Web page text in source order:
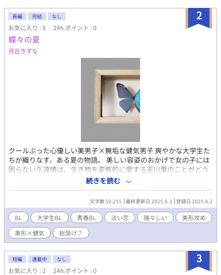
僕や鴎外先生と同じ医学の徒であり、 弁護士資格まで保持してい
とは知らなかった。
2
長編 完結 なし
お気に入り : 8 24h.ポイント : 0
蝶々の夏
月丘きずな
クールぶった心優しい美男子×無垢な健気男子 爽やかな大学生た
ちが織りなす、ある夏の物語。 美しい容姿のおかげで女の子には
困らない久遠晴は、生き物を変態的に愛する天川葉のことがどう
してか気になって仕方がない。 これはもしかして恋なのだろう
か。 一方で、葉はある勘違いをして、晴の視線の意味にはなかな
か気がつかないのだった。 【モルフォチョウ】 世界で最も美しい
青い蝶々。花の蜜より腐った果実を好む。 🦋青春BLカップを前に
ワクワクしています！ 🦋勝手にエントリー開始（8月4日〜）まで
を楽しもうと、 他サイト掲載作品のこちらをアップしていきま
す。 🦋8月3日夜までには全十五話まで投稿する予定です。 🦋こち
らの作品も、青春BLカップ用の作品も、 是非ご覧いただけたら嬉
しいです！ 8/4公開作品名「ソレイユー初恋は旧校舎でー」 🦋よ
ろしくお願いします！
続きを読む
文字数 50,255 最終更新日 2025.8.3 登録日 2025.8.2
BL 大学生BL 青春BL 淡い恋 瑞々しい
美形攻め
美形×健気
総受け？
3
短編 連載中 なし
お気に入り : 2 24h.ポイント : 0